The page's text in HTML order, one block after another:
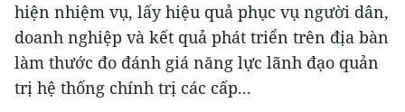
hiện nhiệm vụ, lấy hiệu quả phục vụ người dân,
doanh nghiệp và kết quả phát triển trên địa bàn
làm thước đo đánh giá năng lực lãnh đạo quản
trị hệ thống chính trị các cấp...